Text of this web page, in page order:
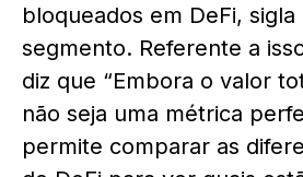
bloqueados em DeFi, sigla
segmento. Referente a
diz que “Embora o valor
não seja uma métrica
permite comparar as